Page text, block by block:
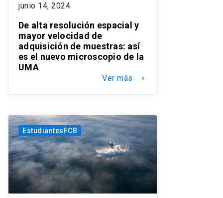
junio 14, 2024
De alta resolución espacial y
mayor velocidad de
adquisición de muestras: así
es el nuevo microscopio de la
UMA
Ver más keyboard_arrow_right
EstudiantesFCB